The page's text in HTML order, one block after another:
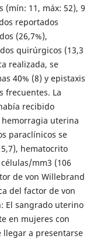
(mín: 11, máx: 52), 9
reportados
(26,7%),
quirúrgicos (13,3
realizada, se
40% (8) y epistaxis
frecuentes. La
recibido
uterina
paraclínicos se
hematocrito
mm3 (106
de von Willebrand
del factor de von
El sangrado uterino
en mujeres con
a presentarse